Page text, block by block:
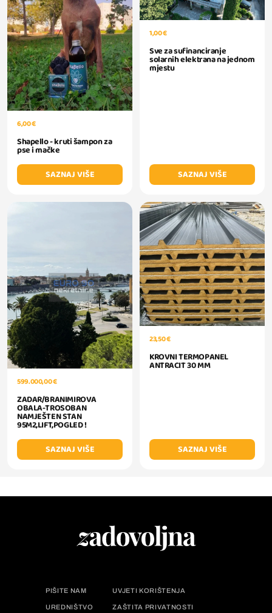
6,00 €
Shapello - kruti šampon za
pse i mačke
SAZNAJ VIŠE
1,00 €
Sve za sufinanciranje
solarnih elektrana na jednom
mjestu
SAZNAJ VIŠE
599.000,00 €
ZADAR/BRANIMIROVA
OBALA-TROSOBAN
NAMJEŠTEN STAN
95M2,LIFT,POGLED !
SAZNAJ VIŠE
23,50 €
KROVNI TERMOPANEL
ANTRACIT 30 MM
SAZNAJ VIŠE
PIŠITE NAM UVJETI KORIŠTENJA
UREDNIŠTVO ZAŠTITA PRIVATNOSTI